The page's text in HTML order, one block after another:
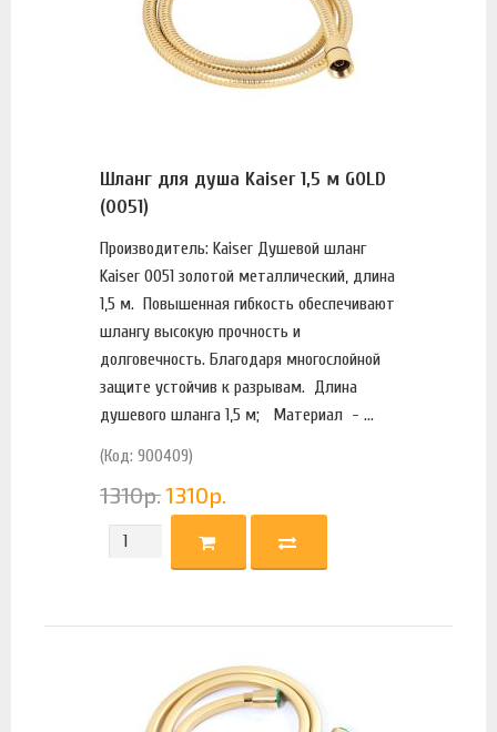
Шланг для душа Kaiser 1,5 м GOLD
(0051)
Производитель: Kaiser Душевой шланг
Kaiser 0051 золотой металлический, длина
1,5 м. Повышенная гибкость обеспечивают
шлангу высокую прочность и
долговечность. Благодаря многослойной
защите устойчив к разрывам. Длина
душевого шланга 1,5 м; Материал - ...
(Код: 900409)
1310р.1310р.